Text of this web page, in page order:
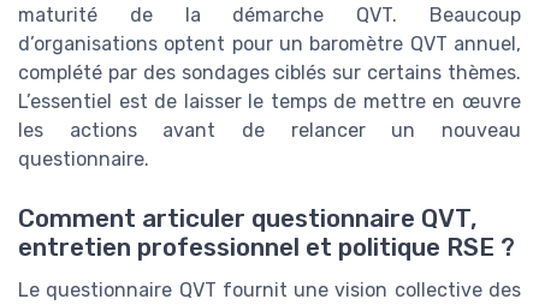
maturité de la démarche QVT. Beaucoup
d’organisations optent pour un baromètre QVT annuel,
complété par des sondages ciblés sur certains thèmes.
L’essentiel est de laisser le temps de mettre en œuvre
les actions avant de relancer un nouveau
questionnaire.
Comment articuler questionnaire QVT,
entretien professionnel et politique RSE ?
Le questionnaire QVT fournit une vision collective des